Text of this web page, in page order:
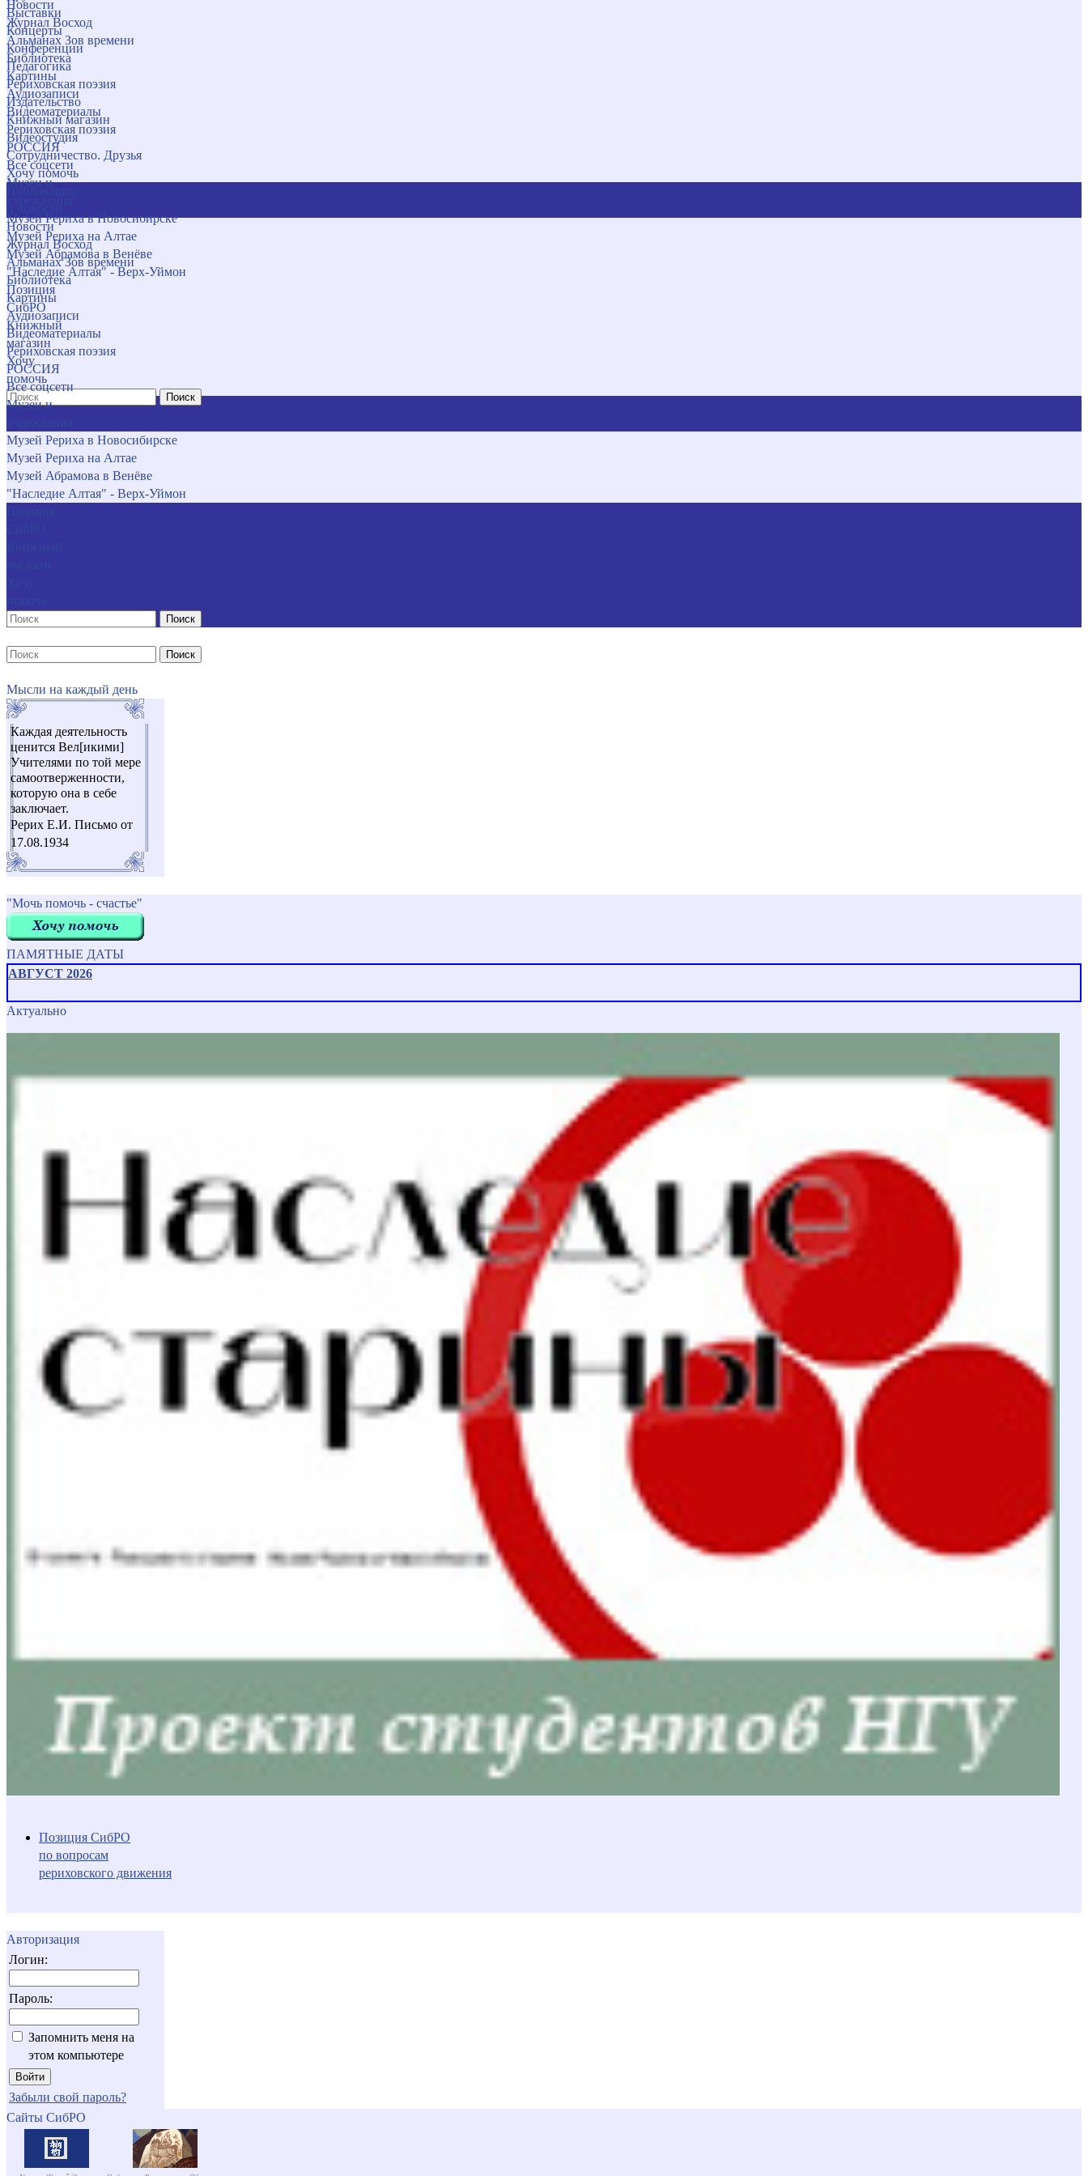
Новости
Журнал Восход
Альманах Зов времени
Библиотека
Картины
Аудиозаписи
Видеоматериалы
Рериховская поэзия
РОССИЯ
Все соцсети
Музеи и
Музей Рериха в Новосибирске
Музей Рериха на Алтае
Музей Абрамова в Венёве
"Наследие Алтая" - Верх-Уймон
Позиция
СибРО
Книжный
магазин
Хочу
помочь
Поиск
Выставки
Концерты
Конференции
Педагогика
Рериховская поэзия
Издательство
Книжный магазин
Видеостудия
Сотрудничество. Друзья
Хочу помочь
Новости
Журнал Восход
Альманах Зов времени
Библиотека
Картины
Аудиозаписи
Видеоматериалы
Рериховская поэзия
РОССИЯ
Все соцсети
Музеи и
Музей Рериха в Новосибирске
Музей Рериха на Алтае
Музей Абрамова в Венёве
"Наследие Алтая" - Верх-Уймон
Поиск
Поиск
Мысли на каждый день
Каждая деятельность
ценится Вел[икими]
Учителями по той мере
самоотверженности,
которую она в себе
заключает.
Рерих Е.И. Письмо от
17.08.1934
"Мочь помочь - счастье"
ПАМЯТНЫЕ ДАТЫ
АВГУСТ 2026
Актуально
Позиция СибРО
по вопросам
рериховского движения
Авторизация
Логин:
Пароль:
Запомнить меня на
этом компьютере
Забыли свой пароль?
Сайты СибРО